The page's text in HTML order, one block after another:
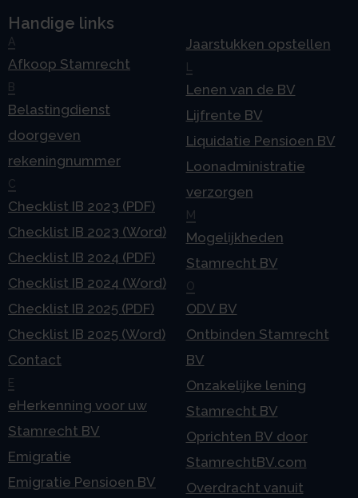
Handige links
A
Afkoop Stamrecht
B
Belastingdienst
doorgeven
rekeningnummer
C
Checklist IB 2023 (PDF)
Checklist IB 2023 (Word)
Checklist IB 2024 (PDF)
Checklist IB 2024 (Word)
Checklist IB 2025 (PDF)
Checklist IB 2025 (Word)
Contact
E
eHerkenning voor uw
Stamrecht BV
Emigratie
Emigratie Pensioen BV
Jaarstukken opstellen
Lenen van de BV
Lijfrente BV
Liquidatie Pensioen BV
Loonadministratie
verzorgen
M
Mogelijkheden
Stamrecht BV
O
ODV BV
Ontbinden Stamrecht
BV
Onzakelijke lening
Stamrecht BV
Oprichten BV door
StamrechtBV.com
Overdracht vanuit